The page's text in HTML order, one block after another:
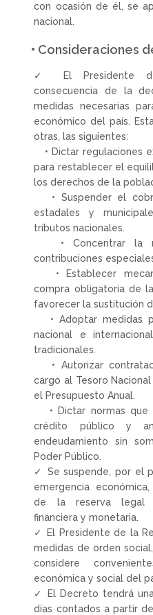
con ocasión de él, se
nacional.
• Consideraciones
✓ El Presidente
consecuencia de la
medidas necesarias
económico del país.
otras, las siguientes:
• Dictar regulaciones
para restablecer el
los derechos de la
• Suspender el
estadales y
tributos nacionales.
• Concentrar la
contribuciones
• Establecer
compra obligatoria de
favorecer la sustitución
• Adoptar medidas
nacional e
tradicionales.
• Autorizar
cargo al Tesoro
el Presupuesto Anual.
• Dictar normas que
crédito público y
endeudamiento sin
Poder Público.
✓ Se suspende, por el
emergencia
de la reserva legal
financiera y monetaria.
✓ El Presidente de la
medidas de orden
considere
económica y social del
✓ El Decreto tendrá
días contados a partir